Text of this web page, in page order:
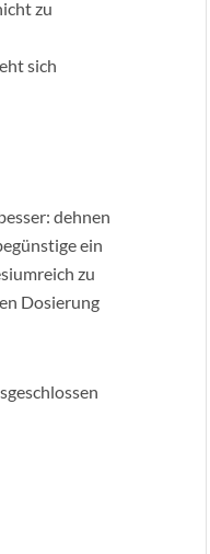
zu
sich
dehnen
ein
zu
Dosierung